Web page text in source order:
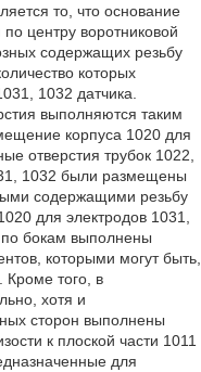
то, что основание
центру воротниковой
содержащих резьбу
которых
1032 датчика.
выполняются таким
корпуса 1020 для
отверстия трубок 1022,
1032 были размещены
содержащими резьбу
для электродов 1031,
по бокам выполнены
которыми могут быть,
Кроме того, в
хотя и
сторон выполнены
к плоской части 1011
для